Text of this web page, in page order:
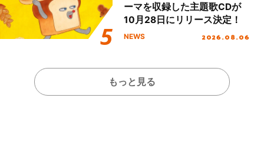
ーマを収録した主題歌CDが
10月28日にリリース決定！
NEWS 2026.08.06
もっと見る